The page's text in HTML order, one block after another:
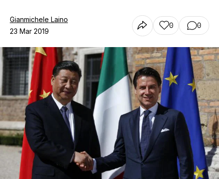
Chi siamo
Contatti
Gianmichele Laino
23 Mar 2019
0 0